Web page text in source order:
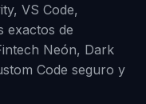
VS Code,
exactos de
Neón, Dark
Code seguro y